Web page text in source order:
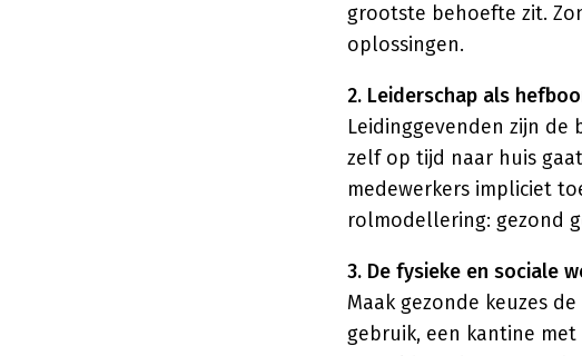
grootste behoefte zit.
oplossingen.
2. Leiderschap als
Leidinggevenden zijn
zelf op tijd naar huis
medewerkers impliciet
rolmodellering: gezond
3. De fysieke en sociale
Maak gezonde keuzes
gebruik, een kantine